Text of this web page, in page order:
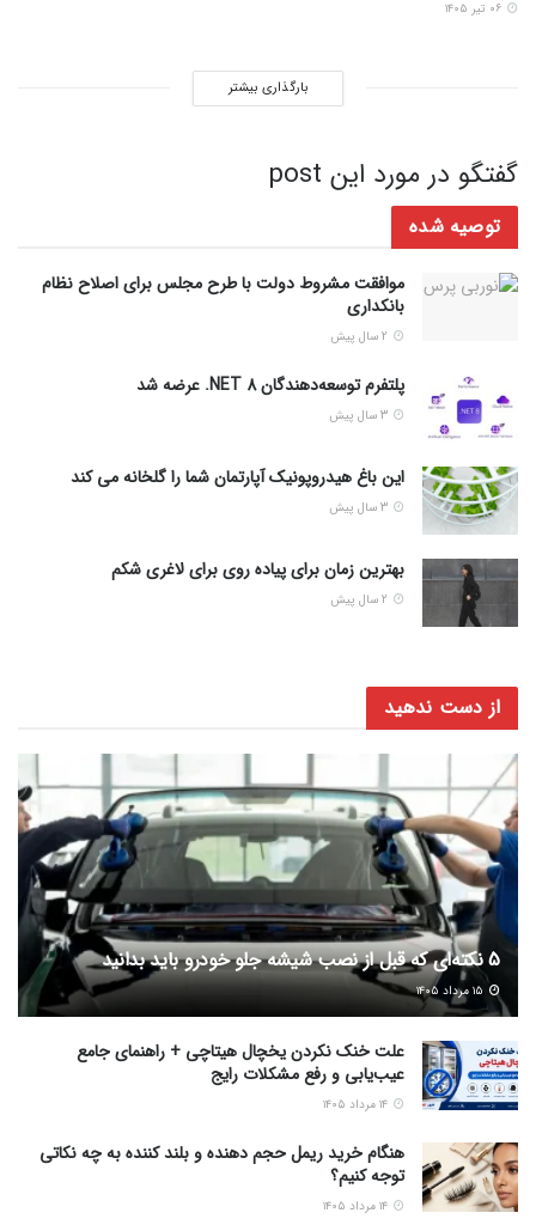
بارگذاری بیشتر
گفتگو در مورد این post
توصیه شده
موافقت مشروط دولت با طرح مجلس برای اصلاح نظام
بانکداری
پلتفرم توسعه‌دهندگان NET 8. عرضه شد
این باغ هیدروپونیک آپارتمان شما را گلخانه می کند
بهترین زمان برای پیاده روی برای لاغری شکم
از دست ندهید
5 نکته‌ای که قبل از نصب شیشه جلو خودرو باید بدانید
علت خنک نکردن یخچال هیتاچی + راهنمای جامع
عیب‌یابی و رفع مشکلات رایج
هنگام خرید ریمل حجم دهنده و بلند کننده به چه نکاتی
توجه کنیم؟